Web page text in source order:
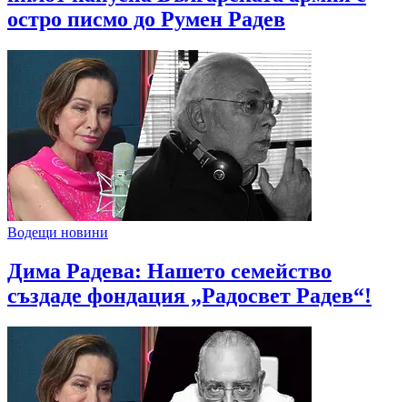
остро писмо до Румен Радев
Водещи новини
Дима Радева: Нашето семейство
създаде фондация „Радосвет Радев“!